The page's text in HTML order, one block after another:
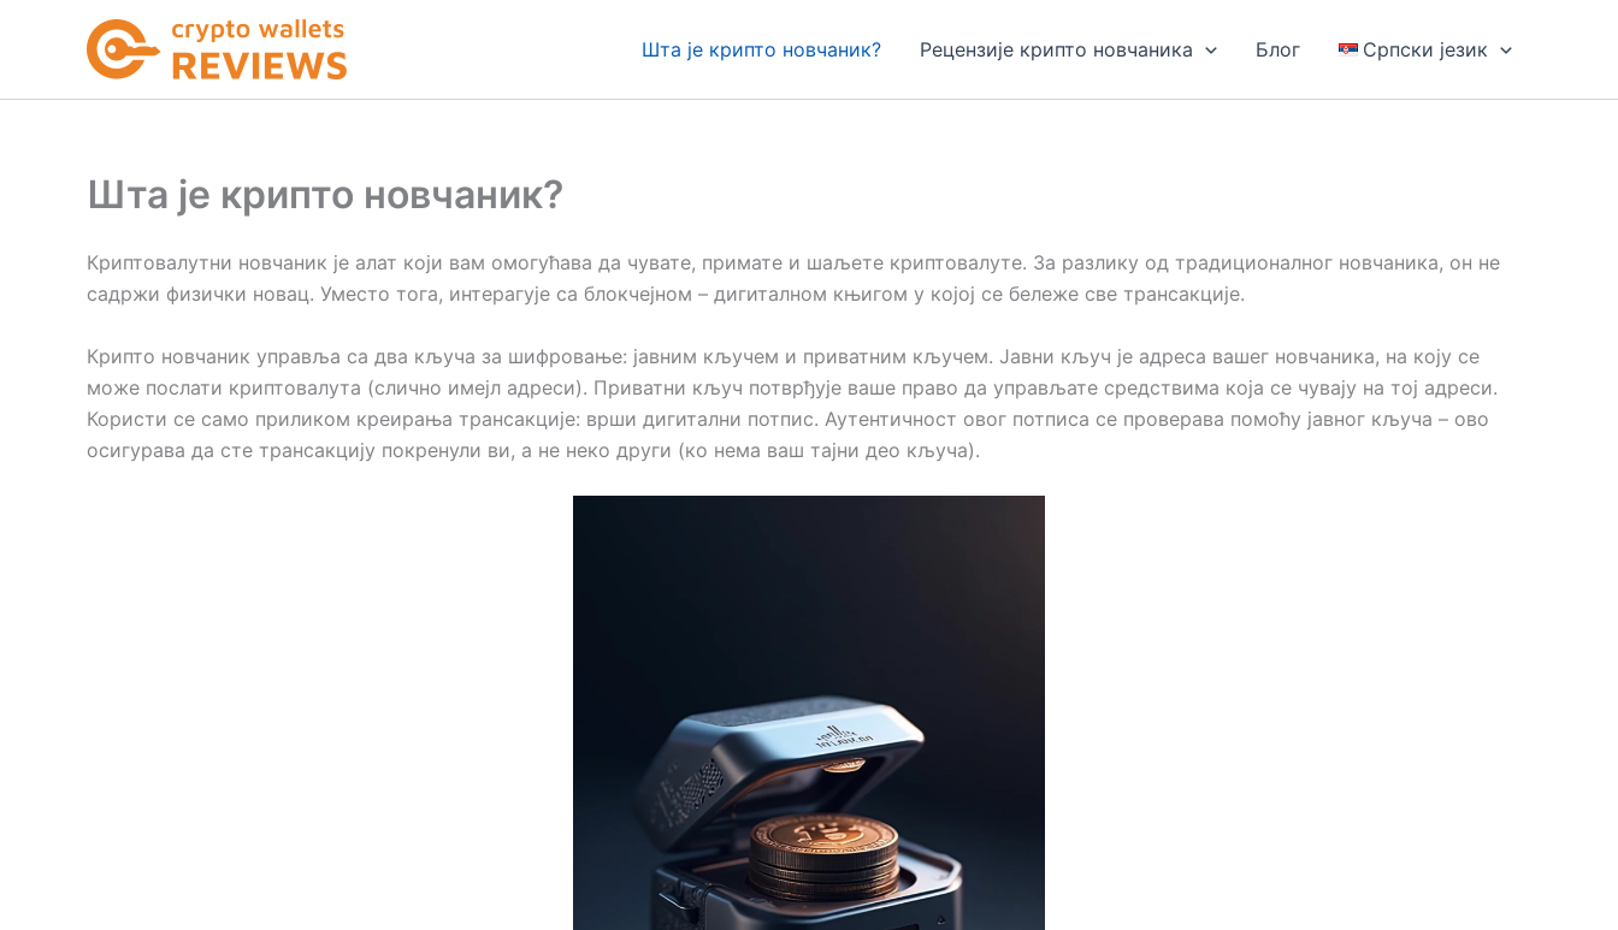
Шта је крипто новчаник? Рецензије крипто новчаника Блог Српски језик
Шта је крипто новчаник?
Криптовалутни новчаник је алат који вам омогућава да чувате, примате и шаљете криптовалуте. За разлику од традиционалног новчаника, он не
садржи физички новац. Уместо тога, интерагује са блокчејном – дигиталном књигом у којој се бележе све трансакције.
Крипто новчаник управља са два кључа за шифровање: јавним кључем и приватним кључем. Јавни кључ је адреса вашег новчаника, на коју се
може послати криптовалута (слично имејл адреси). Приватни кључ потврђује ваше право да управљате средствима која се чувају на тој адреси.
Користи се само приликом креирања трансакције: врши дигитални потпис. Аутентичност овог потписа се проверава помоћу јавног кључа – ово
осигурава да сте трансакцију покренули ви, а не неко други (ко нема ваш тајни део кључа).